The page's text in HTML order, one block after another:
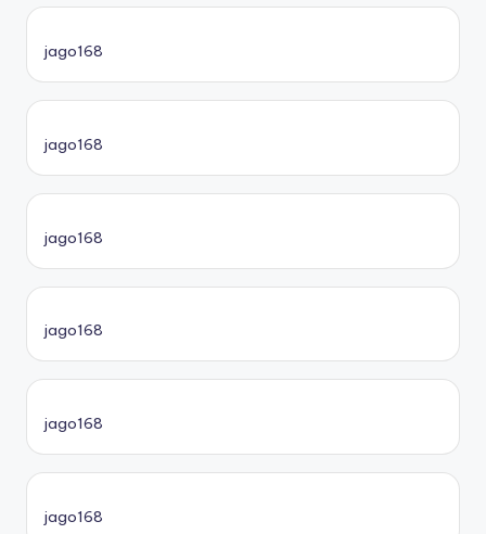
jago168
jago168
jago168
jago168
jago168
jago168